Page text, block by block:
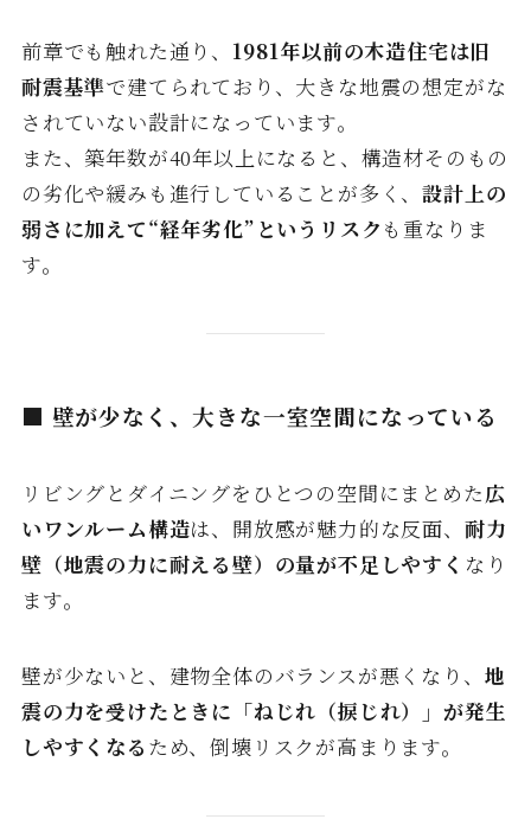
前章でも触れた通り、 1981年以前の木造住宅は旧
耐震基準で建てられており、大きな地震の想定がな
されていない設計になっています。
また、築年数が40年以上になると、構造材そのもの
の劣化や緩みも進行していることが多く、設計上の
弱さに加えて“経年劣化”というリスク も重なりま
す。
■ 壁が少なく、大きな一室空間になっている
リビングとダイニングをひとつの空間にまとめた広
いワンルーム構造は、開放感が魅力的な反面、 耐力
壁（地震の力に耐える壁）の量が不足しやすく なり
ます。
壁が少ないと、建物全体のバランスが悪くなり、 地
震の力を受けたときに「ねじれ（捩じれ）」が発生
しやすくなる ため、倒壊リスクが高まります。